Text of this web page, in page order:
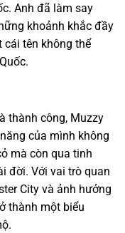
Anh đã làm say
khoảnh khắc đầy
cái tên không thể
thành công, Muzzy
của mình không
mà còn qua tinh
đời. Với vai trò quan
City và ảnh hưởng
thành một biểu